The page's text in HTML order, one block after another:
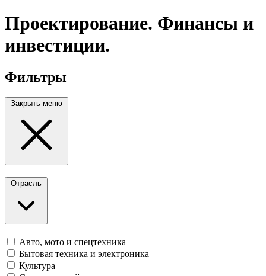
Проектирование. Финансы и
инвестиции.
Фильтры
Закрыть меню
Отрасль
Авто, мото и спецтехника
Бытовая техника и электроника
Культура